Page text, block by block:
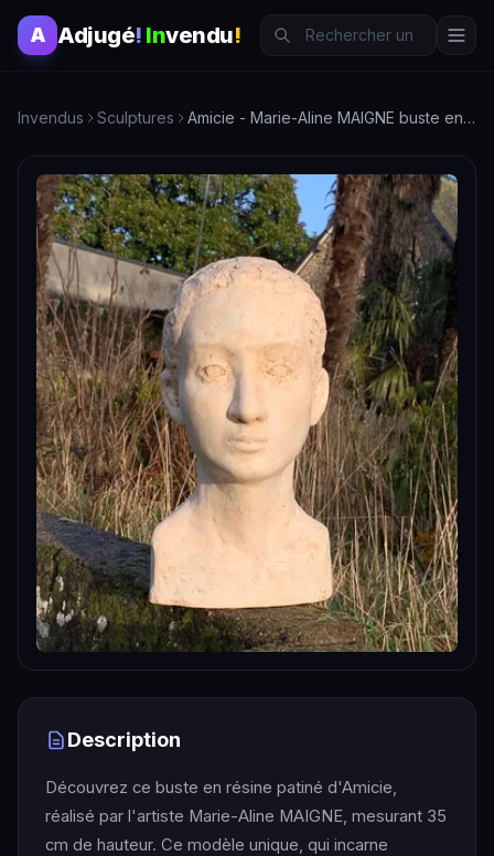
A Adjugé! Invendu!
Invendus Sculptures Amicie - Marie-Aline MAIGNE buste en résine patiné 35 cm
Description
Découvrez ce buste en résine patiné d'Amicie,
réalisé par l'artiste Marie-Aline MAIGNE, mesurant 35
cm de hauteur. Ce modèle unique, qui incarne